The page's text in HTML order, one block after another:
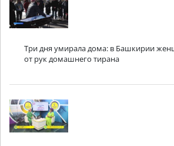
Три дня умирала дома: в Башкирии
от рук домашнего тирана